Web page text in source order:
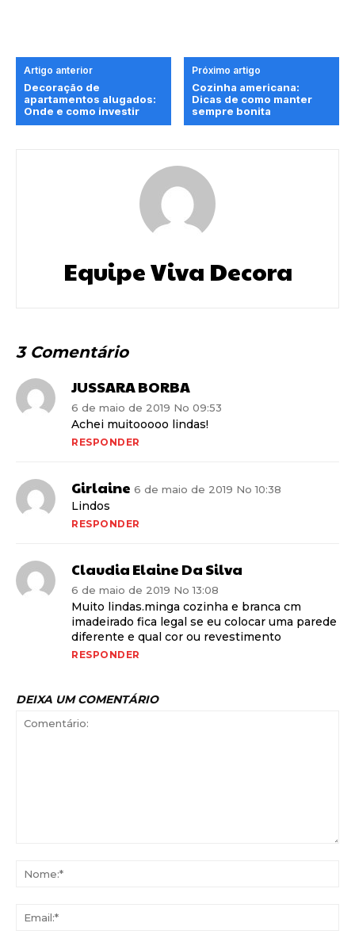
Artigo anterior
Decoração de
apartamentos alugados:
Onde e como investir
Próximo artigo
Cozinha americana:
Dicas de como manter
sempre bonita
Equipe Viva Decora
3 Comentário
JUSSARA BORBA
6 de maio de 2019 No 09:53
Achei muitooooo lindas!
RESPONDER
Girlaine 6 de maio de 2019 No 10:38
Lindos
RESPONDER
Claudia Elaine Da Silva
6 de maio de 2019 No 13:08
Muito lindas.minga cozinha e branca cm
imadeirado fica legal se eu colocar uma parede
diferente e qual cor ou revestimento
RESPONDER
DEIXA UM COMENTÁRIO